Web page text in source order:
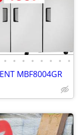
• • • • • • • •
MBF8004GR